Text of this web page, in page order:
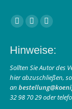
Finden Sie uns auf:
Facebook
opens
in
new
window
Instagram
opens
in
new
window
E-
page
opens
in
new
window
Hinweise:
Sollten Sie Autor des
hier abzuschließen,
an
32 98 70 29 oder